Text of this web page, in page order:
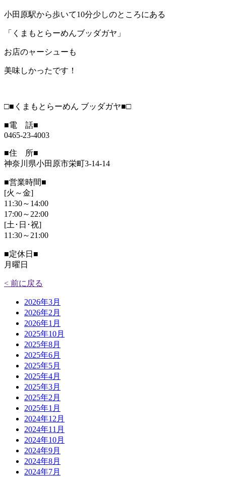
小田原駅から歩いて10分少しのところにある
「くまもとらーめんブッダガヤ」
お店のャーシューも
美味しかったです！
□■くまもとらーめん ブッダガヤ■□
■電 話■
0465-23-4003
■住 所■
神奈川県小田原市栄町3-14-14
■営業時間■
[火～金]
11:30～14:00
17:00～22:00
[土･日･祝]
11:30～21:00
■定休日■
月曜日
< 前に戻る
2026年3月
2026年2月
2026年1月
2025年10月
2025年8月
2025年6月
2025年5月
2025年4月
2025年3月
2025年2月
2025年1月
2024年12月
2024年11月
2024年10月
2024年9月
2024年8月
2024年7月